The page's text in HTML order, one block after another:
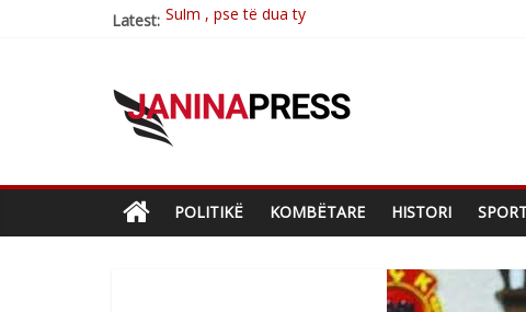
Latest: Postim me vlera nga artistja e mirëfilltë Mimoza
Brahim Çekaj njē veprimtar i respektuar i çeshtjës
POLITIKË KOMBËTARE HISTORI